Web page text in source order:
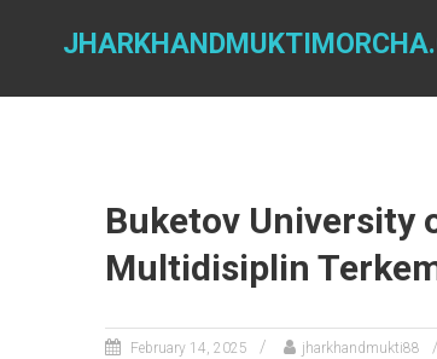
Buketov University
Multidisiplin
February 14, 2025 jharkhandmukti88